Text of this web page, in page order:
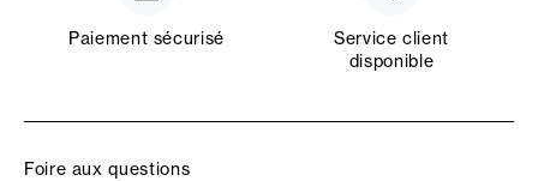
Paiement sécurisé
Service client
disponible
Foire aux questions